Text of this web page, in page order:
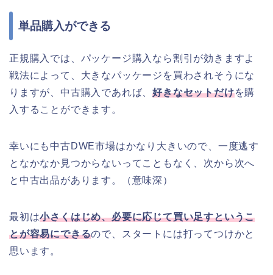
単品購入ができる
正規購入では、パッケージ購入なら割引が効きますよ
戦法によって、大きなパッケージを買わされそうにな
りますが、中古購入であれば、好きなセットだけを購
入することができます。
幸いにも中古DWE市場はかなり大きいので、一度逃す
となかなか見つからないってこともなく、次から次へ
と中古出品があります。（意味深）
最初は小さくはじめ、必要に応じて買い足すというこ
とが容易にできるので、スタートには打ってつけかと
思います。